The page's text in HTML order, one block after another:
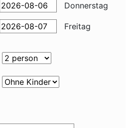
Donnerstag
Freitag